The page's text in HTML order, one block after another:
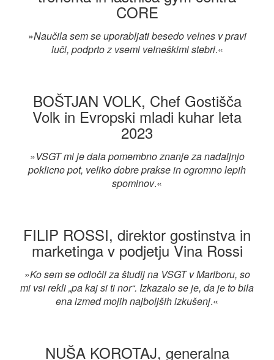
CORE
»Naučila sem se uporabljati besedo velnesv pravi
luči, podprto z vsemi velneškimistebri.«
BOŠTJAN VOLK, Chef Gostišča
Volk in Evropski mladi kuhar leta
2023
»VSGT mi je dala pomembno znanje za nadaljnjo
poklicno pot, veliko dobre prakse in ogromno lepih
spominov.«
FILIP ROSSI, direktor gostinstva in
marketinga v podjetju Vina Rossi
»Ko sem se odločil za študij na VSGT v Mariboru, so
mi vsi rekli „pa kaj si ti nor“. Izkazalo se je, da je to bila
ena izmed mojih najboljših izkušenj.«
NUŠA KOROTAJ, generalna